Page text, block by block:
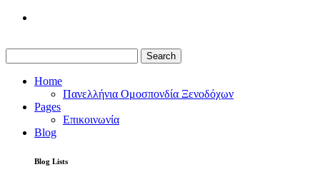
Search
Home
Πανελλήνια Ομοσπονδία Ξενοδόχων
Pages
Επικοινωνία
Blog
Blog Lists